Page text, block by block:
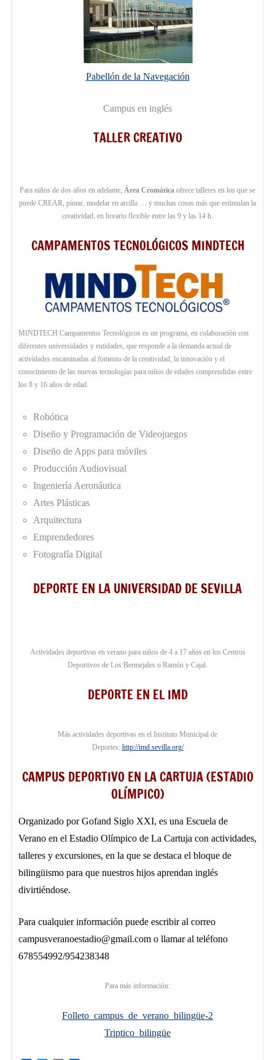
Pabellón de la Navegación
Campus en inglés
TALLER CREATIVO
Para niños de dos años en adelante, Área Cromática ofrece talleres en los que se
puede CREAR, pintar, modelar en arcilla … y muchas cosas más que estimulan la
creatividad, en horario flexible entre las 9 y las 14 h.
CAMPAMENTOS TECNOLÓGICOS MINDTECH
MINDTECH Campamentos Tecnológicos es un programa, en colaboración con
diferentes universidades y entidades, que responde a la demanda actual de
actividades encaminadas al fomento de la creatividad, la innovación y el
conocimiento de las nuevas tecnologías para niños de edades comprendidas entre
los 8 y 16 años de edad.
Robótica
Diseño y Programación de Videojuegos
Diseño de Apps para móviles
Producción Audiovisual
Ingeniería Aeronáutica
Artes Plásticas
Arquitectura
Emprendedores
Fotografía Digital
DEPORTE EN LA UNIVERSIDAD DE SEVILLA
Actividades deportivas en verano para niños de 4 a 17 años en los Centros
Deportivos de Los Bermejales o Ramón y Cajal.
DEPORTE EN EL IMD
Más actividades deportivas en el Instituto Municipal de
Deportes: http://imd.sevilla.org/
CAMPUS DEPORTIVO EN LA CARTUJA (ESTADIO
OLÍMPICO)
Organizado por Gofand Siglo XXI, es una Escuela de
Verano en el Estadio Olímpico de La Cartuja con actividades,
talleres y excursiones, en la que se destaca el bloque de
bilingüismo para que nuestros hijos aprendan inglés
divirtiéndose.
Para cualquier información puede escribir al correo
campusveranoestadio@gmail.com o llamar al teléfono
678554992/954238348
Para más información:
Folleto_campus_de_verano_bilingüe-2
Triptico_bilingüe